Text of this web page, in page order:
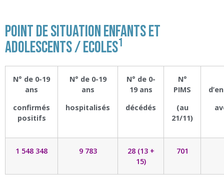
Point de situation Enfants et
Adolescents / Ecoles1
N° de 0-19
ans
confirmés
positifs
N° de 0-19
ans
hospitalisés
N° de 0-
19 ans
décédés
N°
PIMS
(au
21/11)
1 548 348 9 783
28 (13 +
15)
701